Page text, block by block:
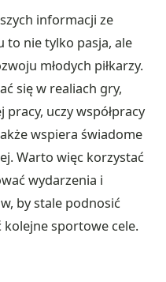
informacji ze
nie tylko pasja, ale
młodych piłkarzy.
się w realiach gry,
uczy współpracy
wspiera świadome
Warto więc korzystać
wydarzenia i
by stale podnosić
sportowe cele.